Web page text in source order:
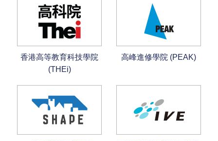
香港高等教育科技學院
(THEi)
高峰進修學院 (PEAK)